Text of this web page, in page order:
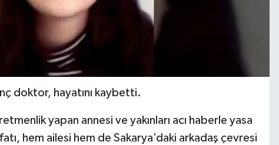
doktor, hayatını kaybetti.
yapan annesi ve yakınları acı haberle yasa
hem ailesi hem de Sakarya’daki arkadaş çevresi